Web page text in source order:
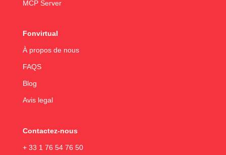
MCP Server
Fonvirtual
À propos de nous
FAQS
Blog
Avis legal
Contactez-nous
+ 33 1 76 54 76 50